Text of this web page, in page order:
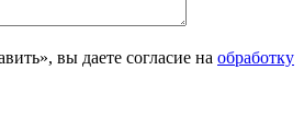
вы даете согласие на обработку